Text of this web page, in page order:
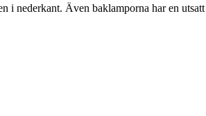
i nederkant. Även baklamporna har en